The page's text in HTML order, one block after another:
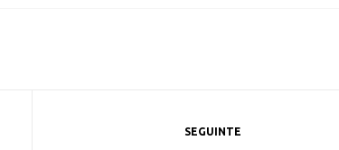
SEGUINTE